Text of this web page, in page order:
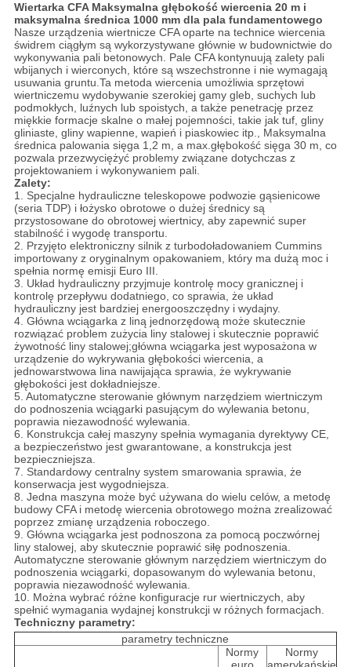
Wiertarka CFA Maksymalna głębokość wiercenia 20 m i
maksymalna średnica 1000 mm dla pala fundamentowego
Nasze urządzenia wiertnicze CFA oparte na technice wiercenia
świdrem ciągłym są wykorzystywane głównie w budownictwie do
wykonywania pali betonowych. Pale CFA kontynuują zalety pali
wbijanych i wierconych, które są wszechstronne i nie wymagają
usuwania gruntu.Ta metoda wiercenia umożliwia sprzętowi
wiertniczemu wydobywanie szerokiej gamy gleb, suchych lub
podmokłych, luźnych lub spoistych, a także penetrację przez
miękkie formacje skalne o małej pojemności, takie jak tuf, gliny
gliniaste, gliny wapienne, wapień i piaskowiec itp., Maksymalna
średnica palowania sięga 1,2 m, a max.głębokość sięga 30 m, co
pozwala przezwyciężyć problemy związane dotychczas z
projektowaniem i wykonywaniem pali.
Zalety:
1. Specjalne hydrauliczne teleskopowe podwozie gąsienicowe
(seria TDP) i łożysko obrotowe o dużej średnicy są
przystosowane do obrotowej wiertnicy, aby zapewnić super
stabilność i wygodę transportu.
2. Przyjęto elektroniczny silnik z turbodoładowaniem Cummins
importowany z oryginalnym opakowaniem, który ma dużą moc i
spełnia normę emisji Euro III.
3. Układ hydrauliczny przyjmuje kontrolę mocy granicznej i
kontrolę przepływu dodatniego, co sprawia, że ​​układ
hydrauliczny jest bardziej energooszczędny i wydajny.
4. Główna wciągarka z liną jednorzędową może skutecznie
rozwiązać problem zużycia liny stalowej i skutecznie poprawić
żywotność liny stalowej;główna wciągarka jest wyposażona w
urządzenie do wykrywania głębokości wiercenia, a
jednowarstwowa lina nawijająca sprawia, że ​​wykrywanie
głębokości jest dokładniejsze.
5. Automatyczne sterowanie głównym narzędziem wiertniczym
do podnoszenia wciągarki pasującym do wylewania betonu,
poprawia niezawodność wylewania.
6. Konstrukcja całej maszyny spełnia wymagania dyrektywy CE,
a bezpieczeństwo jest gwarantowane, a konstrukcja jest
bezpieczniejsza.
7. Standardowy centralny system smarowania sprawia, że ​​
konserwacja jest wygodniejsza.
8. Jedna maszyna może być używana do wielu celów, a metodę
budowy CFA i metodę wiercenia obrotowego można zrealizować
poprzez zmianę urządzenia roboczego.
9. Główna wciągarka jest podnoszona za pomocą poczwórnej
liny stalowej, aby skutecznie poprawić siłę podnoszenia.
Automatyczne sterowanie głównym narzędziem wiertniczym do
podnoszenia wciągarki, dopasowanym do wylewania betonu,
poprawia niezawodność wylewania.
10. Można wybrać różne konfiguracje rur wiertniczych, aby
spełnić wymagania wydajnej konstrukcji w różnych formacjach.
Techniczny parametry:
parametry techniczne
Normy
Normy